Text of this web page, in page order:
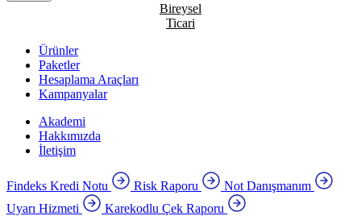
Bireysel
Ticari
Ürünler
Paketler
Hesaplama Araçları
Kampanyalar
Akademi
Hakkımızda
İletişim
Findeks Kredi Notu Risk Raporu
Not Danışmanım
Uyarı Hizmeti
Karekodlu Çek Raporu